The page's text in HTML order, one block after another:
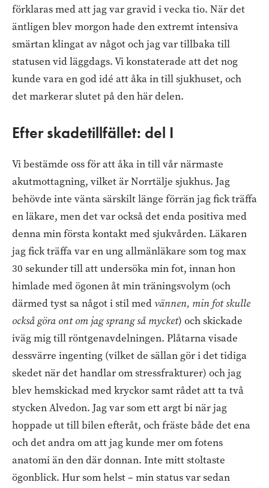
förklaras med att jag var gravid i vecka tio. När det
äntligen blev morgon hade den extremt intensiva
smärtan klingat av något och jag var tillbaka till
statusen vid läggdags. Vi konstaterade att det nog
kunde vara en god idé att åka in till sjukhuset, och
det markerar slutet på den här delen.
Efter skadetillfället: del I
Vi bestämde oss för att åka in till vår närmaste
akutmottagning, vilket är Norrtälje sjukhus. Jag
behövde inte vänta särskilt länge förrän jag fick träffa
en läkare, men det var också det enda positiva med
denna min första kontakt med sjukvården. Läkaren
jag fick träffa var en ung allmänläkare som tog max
30 sekunder till att undersöka min fot, innan hon
himlade med ögonen åt min träningsvolym (och
därmed tyst sa något i stil medvännen, min fot skulle
också göra ont om jag sprang så mycket) och skickade
iväg mig till röntgenavdelningen. Plåtarna visade
dessvärre ingenting (vilket de sällan gör i det tidiga
skedet när det handlar om stressfrakturer) och jag
blev hemskickad med kryckor samt rådet att ta två
stycken Alvedon. Jag var som ett argt bi när jag
hoppade ut till bilen efteråt, och fräste både det ena
och det andra om att jag kunde mer om fotens
anatomi än den där donnan. Inte mitt stoltaste
ögonblick. Hur som helst – min status var sedan